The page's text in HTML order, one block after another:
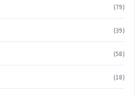
(79)
(39)
(58)
(18)